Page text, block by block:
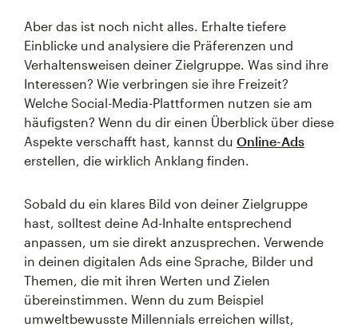
Aber das ist noch nicht alles. Erhalte tiefere
Einblicke und analysiere die Präferenzen und
Verhaltensweisen deiner Zielgruppe. Was sind ihre
Interessen? Wie verbringen sie ihre Freizeit?
Welche Social-Media-Plattformen nutzen sie am
häufigsten? Wenn du dir einen Überblick über diese
Aspekte verschafft hast, kannst du Online-Ads
erstellen, die wirklich Anklang finden.
Sobald du ein klares Bild von deiner Zielgruppe
hast, solltest deine Ad-Inhalte entsprechend
anpassen, um sie direkt anzusprechen. Verwende
in deinen digitalen Ads eine Sprache, Bilder und
Themen, die mit ihren Werten und Zielen
übereinstimmen. Wenn du zum Beispiel
umweltbewusste Millennials erreichen willst,